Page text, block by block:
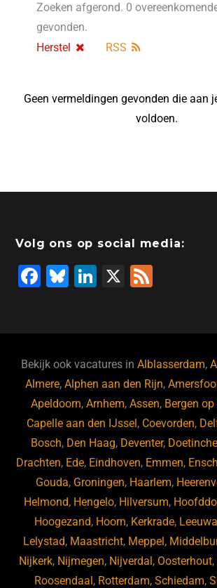
Zoeken afgerond. 0
gevonden.
Herstel
RSS
Geen vermeldingen gevonden die aan
voldoen.
Volg ons op social media:
F
b
o
o
k
Bl
ky
Li
dI
n
X
Bekijk ook vacatures inAlblasserdam,
Almere,Alphen aan den Rijn,
Apeldoorn,Arnhem,Assen, Bergen
Capelle aan den IJssel , Coevorden,
Bosch, Den Haag, Deventer,
Drachten, Ede, Eindhoven, Emmen,
Gouda, Groningen, Haarlem,
Helmond, Hengelo, Hilversum,
Hoogezand, Hoorn, Kerkrade,
Lelystad, Maastricht, Meppel ,
Nijkerk, Nijmegen, Nijverdal , Oosterhout,
Roosendaal , Rotterdam, Schiedam,